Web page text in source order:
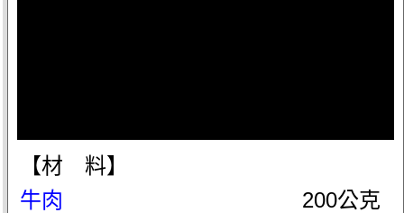
【材 料】
牛肉
200公克